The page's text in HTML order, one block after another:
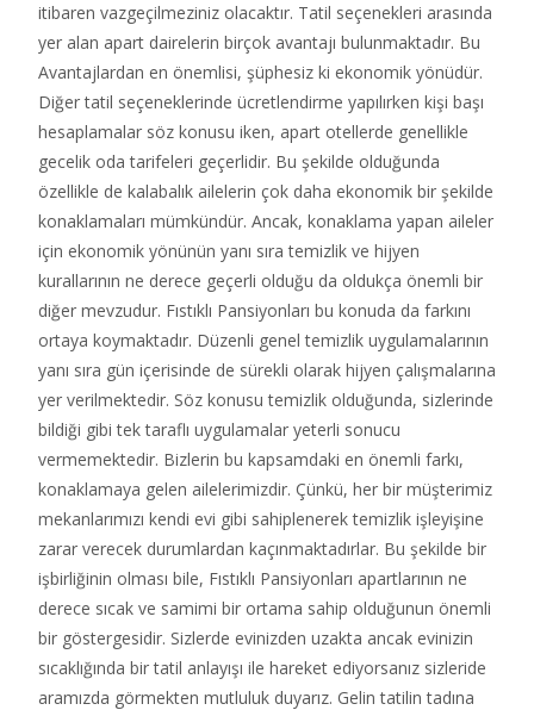
itibaren vazgeçilmeziniz olacaktır. Tatil seçenekleri arasında
yer alan apart dairelerin birçok avantajı bulunmaktadır. Bu
Avantajlardan en önemlisi, şüphesiz ki ekonomik yönüdür.
Diğer tatil seçeneklerinde ücretlendirme yapılırken kişi başı
hesaplamalar söz konusu iken, apart otellerde genellikle
gecelik oda tarifeleri geçerlidir. Bu şekilde olduğunda
özellikle de kalabalık ailelerin çok daha ekonomik bir şekilde
konaklamaları mümkündür. Ancak, konaklama yapan aileler
için ekonomik yönünün yanı sıra temizlik ve hijyen
kurallarının ne derece geçerli olduğu da oldukça önemli bir
diğer mevzudur. Fıstıklı Pansiyonları bu konuda da farkını
ortaya koymaktadır. Düzenli genel temizlik uygulamalarının
yanı sıra gün içerisinde de sürekli olarak hijyen çalışmalarına
yer verilmektedir. Söz konusu temizlik olduğunda, sizlerinde
bildiği gibi tek taraflı uygulamalar yeterli sonucu
vermemektedir. Bizlerin bu kapsamdaki en önemli farkı,
konaklamaya gelen ailelerimizdir. Çünkü, her bir müşterimiz
mekanlarımızı kendi evi gibi sahiplenerek temizlik işleyişine
zarar verecek durumlardan kaçınmaktadırlar. Bu şekilde bir
işbirliğinin olması bile, Fıstıklı Pansiyonları apartlarının ne
derece sıcak ve samimi bir ortama sahip olduğunun önemli
bir göstergesidir. Sizlerde evinizden uzakta ancak evinizin
sıcaklığında bir tatil anlayışı ile hareket ediyorsanız sizleride
aramızda görmekten mutluluk duyarız. Gelin tatilin tadına